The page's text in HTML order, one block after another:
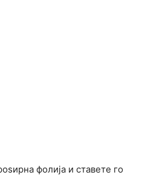
фолија и ставете го